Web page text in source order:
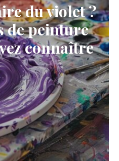
du violet ?
de peinture
connaître